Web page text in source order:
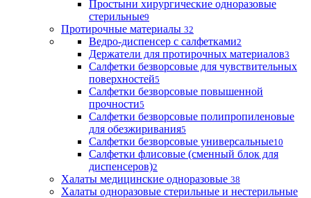
Простыни хирургические одноразовые
стерильные9
Протирочные материалы 32
Ведро-диспенсер с салфетками2
Держатели для протирочных материалов3
Салфетки безворсовые для чувствительных
поверхностей5
Салфетки безворсовые повышенной
прочности5
Салфетки безворсовые полипропиленовые
для обезжиривания5
Салфетки безворсовые универсальные10
Салфетки флисовые (сменный блок для
диспенсеров)2
Халаты медицинские одноразовые 38
Халаты одноразовые стерильные и нестерильные